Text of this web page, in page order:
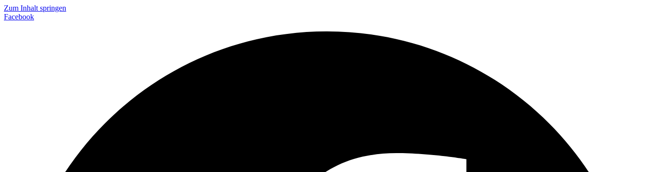
Zum Inhalt springen
Facebook